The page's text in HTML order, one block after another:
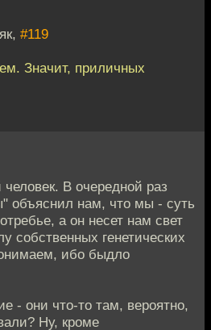
#119
Значит, приличных
В очередной раз
объяснил нам, что мы - суть
а он несет нам свет
генетических
ибо быдло
- они что-то там, вероятно,
Ну, кроме